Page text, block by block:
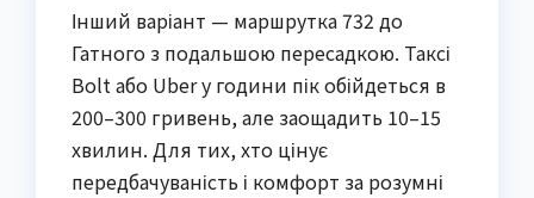
Інший варіант — маршрутка 732 до
Гатного з подальшою пересадкою. Таксі
Bolt або Uber у години пік обійдеться в
200–300 гривень, але заощадить 10–15
хвилин. Для тих, хто цінує
передбачуваність і комфорт за розумні